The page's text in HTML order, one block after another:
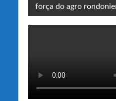
força do agro